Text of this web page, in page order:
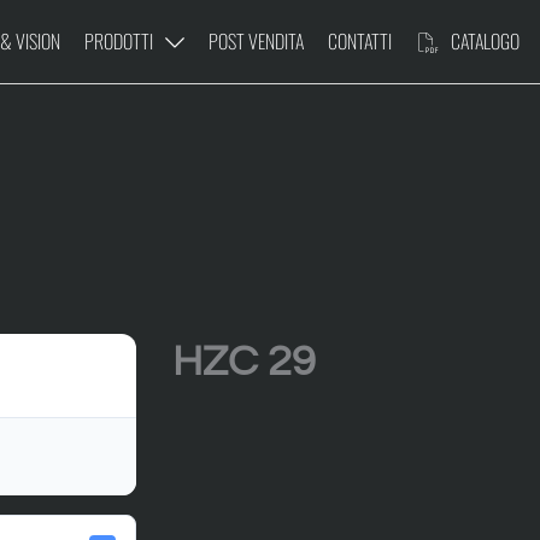
VISION PRODOTTI POST VENDITA CONTATTI CATALOGO
HZC 29